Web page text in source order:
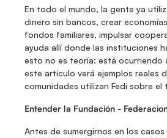
En todo el mundo, la gente ya
dinero sin bancos, crear
fondos familiares, impulsar
ayuda allí donde las instituciones
esto no es teoría: está ocurriendo
este artículo verá ejemplos reales
comunidades utilizan Fedi sobre el
Entender la Fundación -
Antes de sumergirnos en los casos